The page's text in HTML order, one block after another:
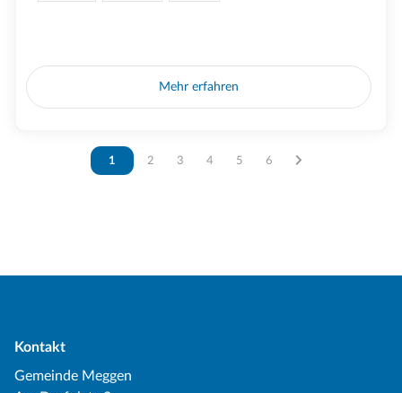
Mehr erfahren
Vous êtes sur la page
1 Vous êtes sur la page
2 Vous êtes sur la page
3 Vous êtes sur la page
4 Vous êtes sur la page
5 Vous êtes sur la page
6
Kontakt
Gemeinde Meggen